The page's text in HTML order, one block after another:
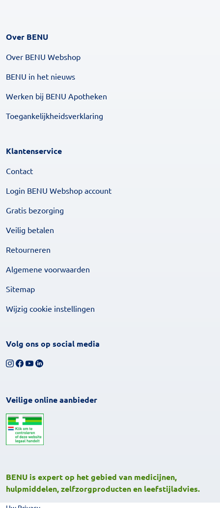
Over BENU
Over BENU Webshop
BENU in het nieuws
Werken bij BENU Apotheken
Toegankelijkheidsverklaring
Klantenservice
Contact
Login BENU Webshop account
Gratis bezorging
Veilig betalen
Retourneren
Algemene voorwaarden
Sitemap
Wijzig cookie instellingen
Volg ons op social media
Volg ons op Instagram
Volg ons op Facebook
Bekijk ons YouTube-kanaal
Volg ons op LinkedIn
Veilige online aanbieder
BENU is expert op het gebied van medicijnen,
hulpmiddelen, zelfzorgproducten en leefstijladvies.